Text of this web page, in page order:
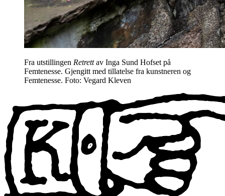
Fra utstillingen Retrettav Inga Sund Hofset på
Femtenesse. Gjengitt med tillatelse fra kunstneren og
Femtenesse. Foto: Vegard Kleven